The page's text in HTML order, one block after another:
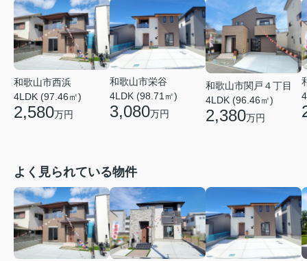
和歌山市西浜
4LDK (97.46㎡)
2,580万円
和歌山市栄谷
4LDK (98.71㎡)
3,080万円
和歌山市関戸４丁目
4LDK (96.46㎡)
2,380万円
よく見られている物件